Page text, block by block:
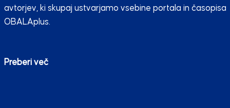
avtorjev, ki skupaj ustvarjamo vsebine portala in časopisa
OBALAplus.
Preberi več